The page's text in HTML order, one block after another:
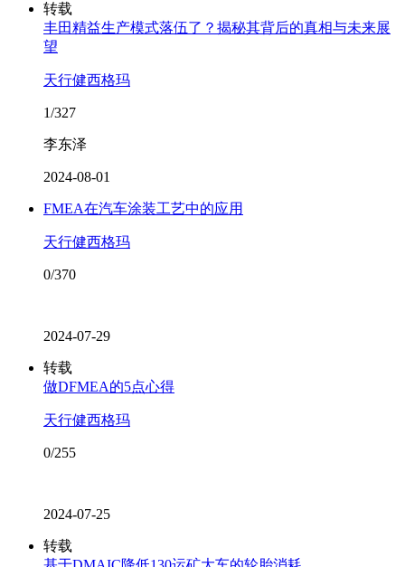
转载
丰田精益生产模式落伍了？揭秘其背后的真相与未来展
望
天行健西格玛
1/327
李东泽
2024-08-01
FMEA在汽车涂装工艺中的应用
天行健西格玛
0/370
2024-07-29
转载
做DFMEA的5点心得
天行健西格玛
0/255
2024-07-25
转载